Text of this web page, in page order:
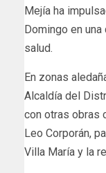
Mejía ha
Domingo en
salud.
En zonas
Alcaldía del
con otras obras
Leo Corporán,
Villa María y la